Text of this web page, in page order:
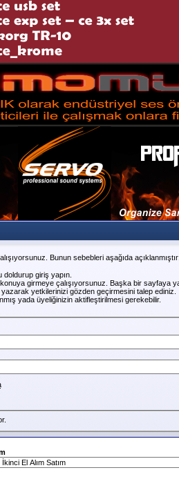
Bunun sebebleri aşağıda açıklanmıştır:
giriş yapın.
girmeye çalışıyorsunuz. Başka bir sayfaya
yetkilerinizi gözden geçirmesini talep ediniz.
yada üyeliğinizin aktifleştirilmesi gerekebilir.